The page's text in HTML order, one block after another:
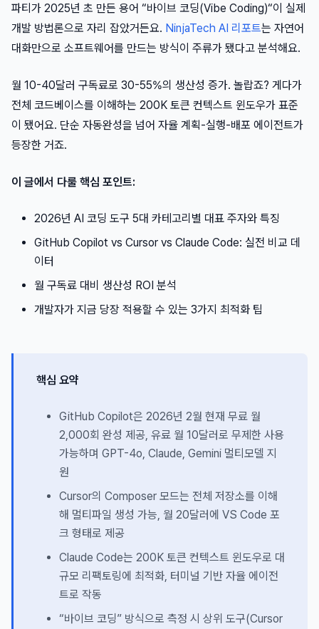
파티가 2025년 초 만든 용어 “바이브 코딩(Vibe Coding)“이 실제
개발 방법론으로 자리 잡았거든요. NinjaTech AI 리포트는 자연어
대화만으로 소프트웨어를 만드는 방식이 주류가 됐다고 분석해요.
월 10-40달러 구독료로 30-55%의 생산성 증가. 놀랍죠? 게다가
전체 코드베이스를 이해하는 200K 토큰 컨텍스트 윈도우가 표준
이 됐어요. 단순 자동완성을 넘어 자율 계획-실행-배포 에이전트가
등장한 거죠.
이 글에서 다룰 핵심 포인트:
2026년 AI 코딩 도구 5대 카테고리별 대표 주자와 특징
GitHub Copilot vs Cursor vs Claude Code: 실전 비교 데
이터
월 구독료 대비 생산성 ROI 분석
개발자가 지금 당장 적용할 수 있는 3가지 최적화 팁
핵심 요약
GitHub Copilot은 2026년 2월 현재 무료 월
2,000회 완성 제공, 유료 월 10달러로 무제한 사용
가능하며 GPT-4o, Claude, Gemini 멀티모델 지
원
Cursor의 Composer 모드는 전체 저장소를 이해
해 멀티파일 생성 가능, 월 20달러에 VS Code 포
크 형태로 제공
Claude Code는 200K 토큰 컨텍스트 윈도우로 대
규모 리팩토링에 최적화, 터미널 기반 자율 에이전
트로 작동
“바이브 코딩” 방식으로 측정 시 상위 도구(Cursor